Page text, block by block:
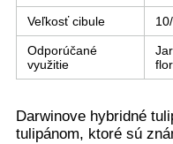
Veľkosť cibule
Odporúčané
využitie
Darwinove hybridné
tulipánom, ktoré sú